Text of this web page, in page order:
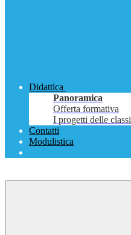
Didattica
Panoramica
Offerta formativa
I progetti delle classi
Contatti
Modulistica